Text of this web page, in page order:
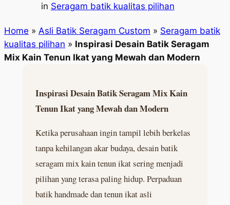
in Seragam batik kualitas pilihan
Home » Asli Batik Seragam Custom » Seragam batik
kualitas pilihan » Inspirasi Desain Batik Seragam
Mix Kain Tenun Ikat yang Mewah dan Modern
Inspirasi Desain Batik Seragam Mix Kain
Tenun Ikat yang Mewah dan Modern
Ketika perusahaan ingin tampil lebih berkelas
tanpa kehilangan akar budaya, desain batik
seragam mix kain tenun ikat sering menjadi
pilihan yang terasa paling hidup. Perpaduan
batik handmade dan tenun ikat asli